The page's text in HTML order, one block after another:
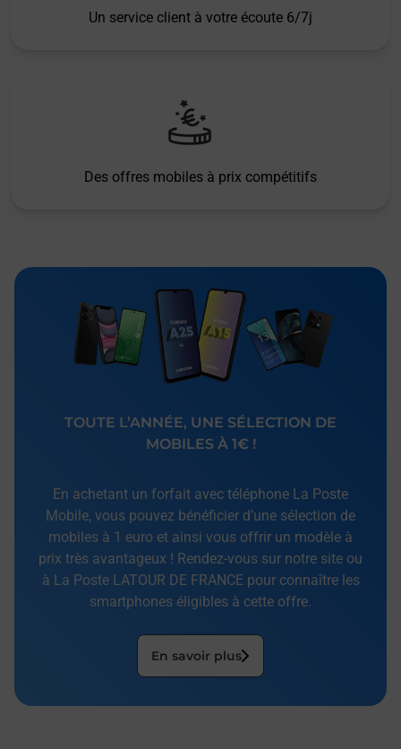
Un service client à votre écoute 6/7j
Des offres mobiles à prix compétitifs
TOUTE L’ANNÉE, UNE SÉLECTION DE
MOBILES À 1€ !
En achetant un forfait avec téléphone La Poste
Mobile, vous pouvez bénéficier d’une sélection de
mobiles à 1 euro et ainsi vous offrir un modèle à
prix très avantageux ! Rendez-vous sur notre site ou
à La Poste LATOUR DE FRANCE pour connaître les
smartphones éligibles à cette offre.
En savoir plus